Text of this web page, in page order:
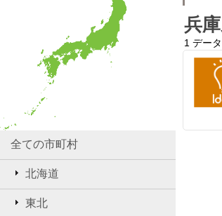
全ての市町村
北海道
東北
兵
1 デー